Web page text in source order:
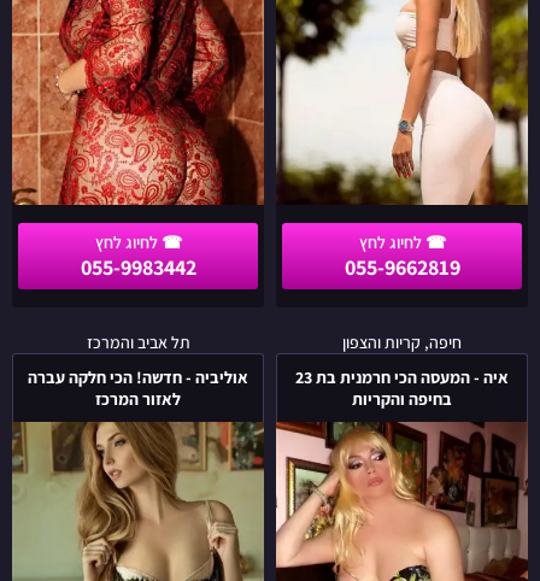
055-9662819
055-9983442
חיפה, קריות והצפון
איה - המעסה הכי חרמנית בת 23
בחיפה והקריות
איה
-
המעסה
הכי
חרמנית
בת
23
בחיפה
והקריות
תל אביב והמרכז
אוליביה - חדשה! הכי חלקה עברה
לאזור המרכז
אוליביה
-
חדשה!
הכי
חלקה
עברה
לאזור
המרכז